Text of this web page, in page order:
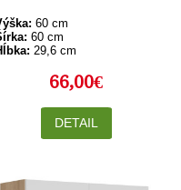
60 cm
60 cm
29,6 cm
66,00€
DETAIL